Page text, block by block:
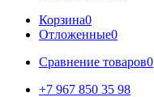
Корзина0
Отложенные0
Сравнение товаров0
+7 967 850 35 98